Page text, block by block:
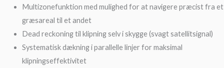
Multizonefunktion med mulighed for at navigere præcist fra et
græsareal til et andet
Dead reckoning til klipning selv i skygge (svagt satellitsignal)
Systematisk dækning i parallelle linjer for maksimal
klipningseffektivitet